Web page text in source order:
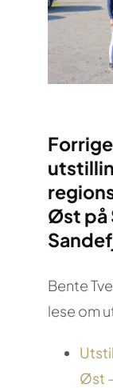
Øst på
Bente
lese om
Øst